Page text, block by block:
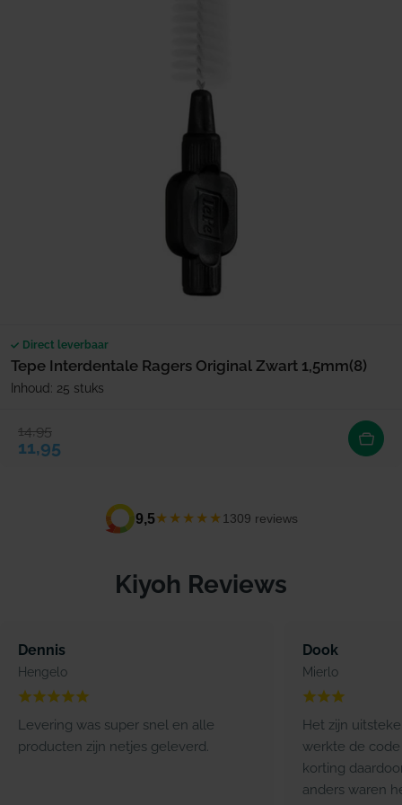
Direct leverbaar
Tepe Interdentale Ragers Original Zwart 1,5mm(8)
Inhoud: 25 stuks
Verkoopprijs
11,95
Normale prijs
14,95
9,5★★★★★ 1309 reviews
Kiyoh Reviews
Dennis
Hengelo
Levering was super snel en alle
producten zijn netjes geleverd.
Dook
Mierlo
Het zijn
werkte de code
korting
anders waren